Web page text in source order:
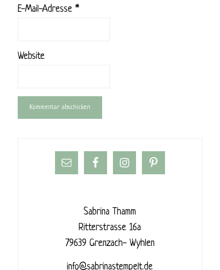
E-Mail-Adresse *
Website
Sabrina Thamm
Ritterstrasse 16a
79639 Grenzach- Wyhlen
info@sabrinastempelt.de